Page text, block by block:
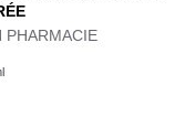
PHARMACIE